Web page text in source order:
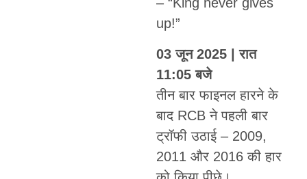
up!”
03 जून 2025 | रात
11:05 बजे
तीन बार फाइनल हारने के
बाद RCB ने पहली बार
ट्रॉफी उठाई – 2009,
2011 और 2016 की हार